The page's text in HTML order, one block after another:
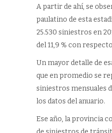
A partir de ahí, se
paulatino de esta
25.530 siniestros en
del 11,9 % con
Un mayor detalle de
que en promedio se
siniestros mensuales
los datos del anuario.
Ese año, la provincia